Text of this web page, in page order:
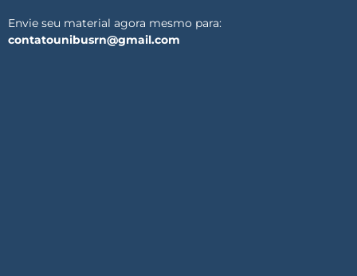
Envie seu material agora mesmo para:
contatounibusrn@gmail.com